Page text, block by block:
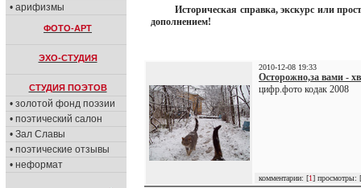
• арифизмы
ФОТО-АРТ
ЭХО-СТУДИЯ
СТУДИЯ ПОЭТОВ
• золотой фонд поэзии
• поэтический салон
• Зал Славы
• поэтические отзывы
• неформат
Историческая справка, экскурс или
дополнением!
2010-12-08 19:33
Осторожно,за вами -
цифр.фото кодак 2008
комментарии: [1] просмотры: [